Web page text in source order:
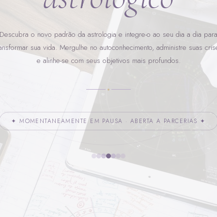
Descubra o novo padrão da astrologia e integre-o ao seu dia a dia para
sua vida. Mergulhe no autoconhecimento, administre suas
e alinhe-se com seus objetivos mais profundos.
✦ MOMENTANEAMENTE EM PAUSA · ABERTA A PARCERIAS ✦